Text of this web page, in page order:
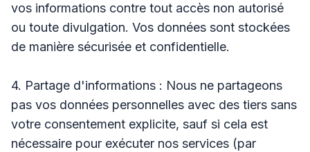
vos informations contre tout accès non autorisé
ou toute divulgation. Vos données sont stockées
de manière sécurisée et confidentielle.
4. Partage d'informations : Nous ne partageons
pas vos données personnelles avec des tiers sans
votre consentement explicite, sauf si cela est
nécessaire pour exécuter nos services (par